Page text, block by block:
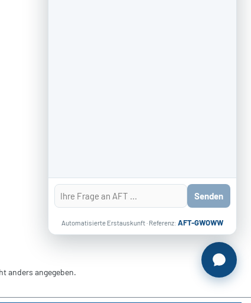
anders angegeben.
Senden
Automatisierte Erstauskunft · Referenz: AFT-GWOWW